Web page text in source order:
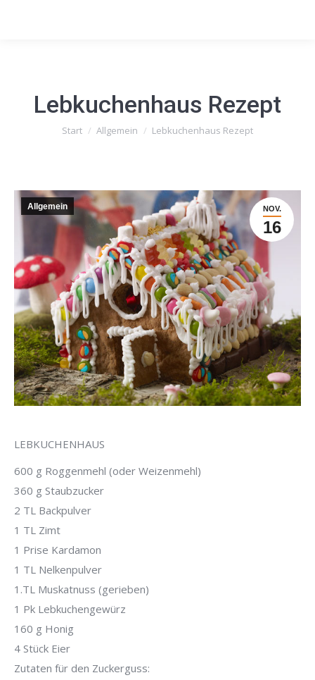
Lebkuchenhaus Rezept
Sie befinden sich hier:
Start Allgemein Lebkuchenhaus Rezept
NOV.
16
Allgemein
LEBKUCHENHAUS
600 g Roggenmehl (oder Weizenmehl)
360 g Staubzucker
2 TL Backpulver
1 TL Zimt
1 Prise Kardamon
1 TL Nelkenpulver
1.TL Muskatnuss (gerieben)
1 Pk Lebkuchengewürz
160 g Honig
4 Stück Eier
Zutaten für den Zuckerguss: